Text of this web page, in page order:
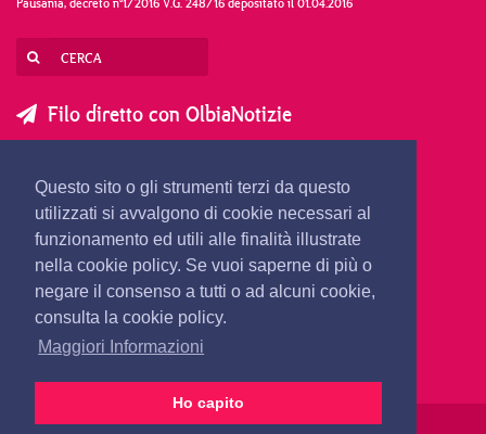
Questo sito o gli strumenti terzi da questo
utilizzati si avvalgono di cookie necessari al
funzionamento ed utili alle finalità illustrate
nella cookie policy. Se vuoi saperne di più o
negare il consenso a tutti o ad alcuni cookie,
consulta la cookie policy.
Maggiori Informazioni
Ho capito
Filo diretto con OlbiaNotizie
SEGNALA UNA NOTIZIA
SEGNALA UN EVENTO
redazione@olbianotizie.it